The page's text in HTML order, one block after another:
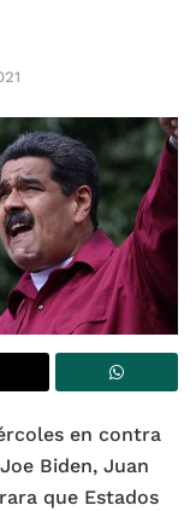
en contra
Biden, Juan
que Estados